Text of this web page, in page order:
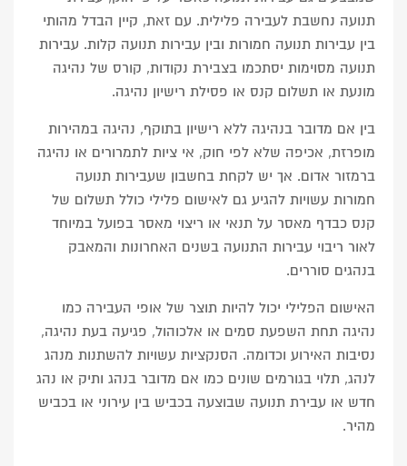
תנועה נחשבת לעבירה פלילית. עם זאת, קיין הבדל מהותי
בין עבירות תנועה חמורות ובין עבירות תנועה קלות. עבירות
תנועה מסוימות יסתכמו בצבירת נקודות, קורס של נהיגה
מונעת או תשלום קנס או פסילת רישיון נהיגה.
בין אם מדובר בנהיגה ללא רישיון בתוקף, נהיגה במהירות
מופרזת, אכיפה שלא לפי חוק, אי ציות לתמרורים או נהיגה
ברמזור אדום. אך יש לקחת בחשבון שעבירות תנועה
חמורות עשויות להגיע גם לאישום פלילי כולל תשלום של
קנס כבדף מאסר על תנאי או ריצוי מאסר בפועל במיוחד
לאור ריבוי עבירות התנועה בשנים האחרונות והמאבק
בנהגים סוררים.
האישום הפלילי יכול להיות תוצר של אופי העבירה כמו
נהיגה תחת השפעת סמים או אלכוהול, פגיעה בעת נהיגה,
נסיבות האירוע וכדומה. הסנקציות עשויות להשתנות מנהג
לנהג, תלוי בגורמים שונים כמו אם מדובר בנהג ותיק או נהג
חדש או עבירת תנועה שבוצעה בכביש בין עירוני או בכביש
מהיר.